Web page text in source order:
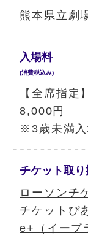
熊本県立劇
入場料
(消費税込み)
【全席指定】
8,000円
※3歳未満入
チケット取
ローソンチ
チケットぴ
e+（イープ